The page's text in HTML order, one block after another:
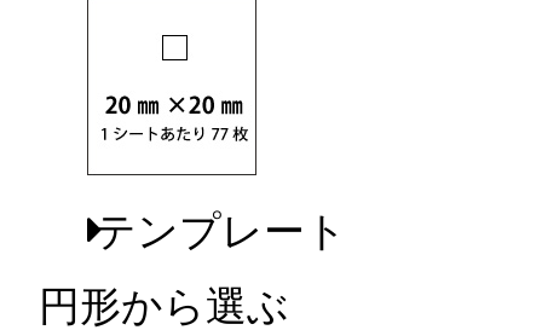
テンプレート
円形から選ぶ